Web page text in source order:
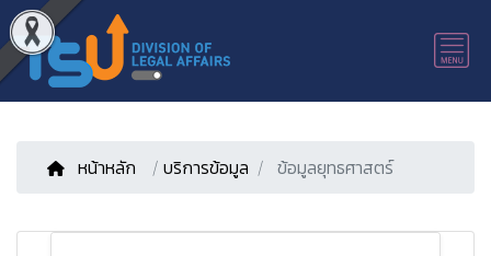
หน้าหลัก / บริการข้อมูล ข้อมูลยุทธศาสตร์